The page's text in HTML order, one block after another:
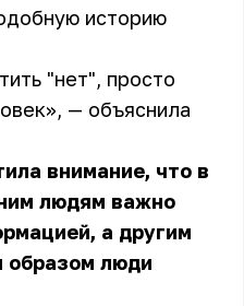
историю
"нет", просто
— объяснила
внимание, что в
людям важно
а другим
образом люди